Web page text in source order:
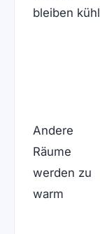
bleiben kühl
Andere
Räume
werden zu
warm